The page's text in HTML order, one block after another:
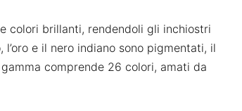
colori brillanti, rendendoli gli inchiostri
e il nero indiano sono pigmentati, il
comprende 26 colori, amati da